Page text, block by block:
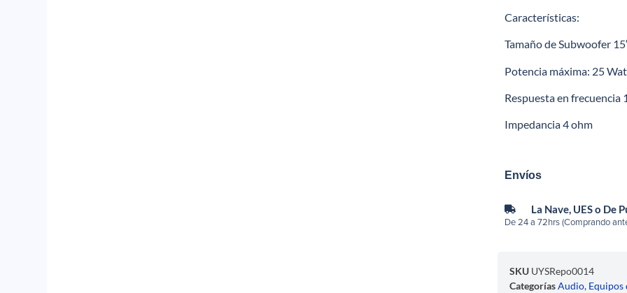
Características:
Tamaño de Subwoofer
Potencia máxima: 25
Respuesta en
Impedancia 4 ohm
Envíos
La Nave, UES o De
De 24 a 72hrs (Comprando
SKU UYSRepo0014
CategoríasAudio, Equipos